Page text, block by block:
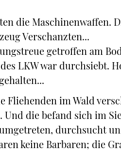
die Maschinenwaffen.
Verschanzten...
getroffen am
LKW war durchsiebt.
Fliehenden im Wald
Und die befand sich im
durchsucht
keine Barbaren; die